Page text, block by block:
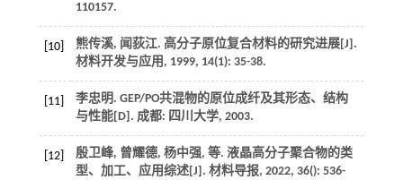
110157.
[10]
熊传溪, 闻荻江. 高分子原位复合材料的研究进展[J].
材料开发与应用 , 1999, 14(1): 35-38.
[11]
李忠明. GEP/PO共混物的原位成纤及其形态、结构
与性能[D]. 成都: 四川大学, 2003.
[12] 殷卫峰, 曾耀德, 杨中强, 等. 液晶高分子聚合物的类
型、加工、应用综述[J]. 材料导报, 2022, 36(): 536-